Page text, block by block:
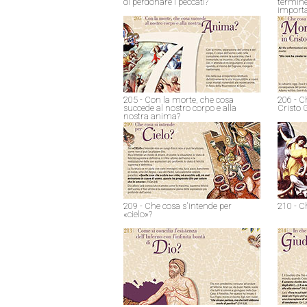
205 - Con la morte, che cosa
succede al nostro corpo e alla
nostra anima?
206 -
Cristo
209 - Che cosa s'intende per
«cielo»?
210 -